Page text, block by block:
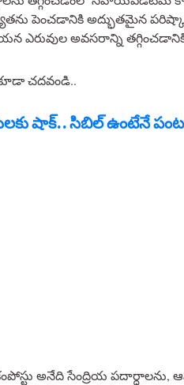
పెంచడానికి అద్భుతమైన
ఎరువుల అవసరాన్ని
చదవండి..
షాక్.. సిబిల్ ఉంటేనే
అనేది సేంద్రియ పదార్ధాలను,